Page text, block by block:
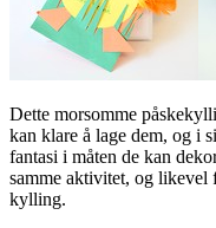
Dette morsomme
kan klare å lage dem, og i
fantasi i måten de kan
samme aktivitet, og
kylling.